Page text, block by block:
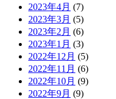
2023年4月 (7)
2023年3月 (5)
2023年2月 (6)
2023年1月 (3)
2022年12月 (5)
2022年11月 (6)
2022年10月 (9)
2022年9月 (9)